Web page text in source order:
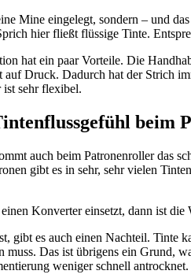
Mine eingelegt, sondern – und
hier fließt flüssige Tinte.
hat ein paar Vorteile. Die
auf Druck. Dadurch hat der Strich
ist sehr flexibel.
beim
auch beim Patronenroller das
gibt es in sehr, sehr vielen
Konverter einsetzt, dann ist
gibt es auch einen Nachteil. Tinte
muss. Das ist übrigens ein Grund,
weniger schnell